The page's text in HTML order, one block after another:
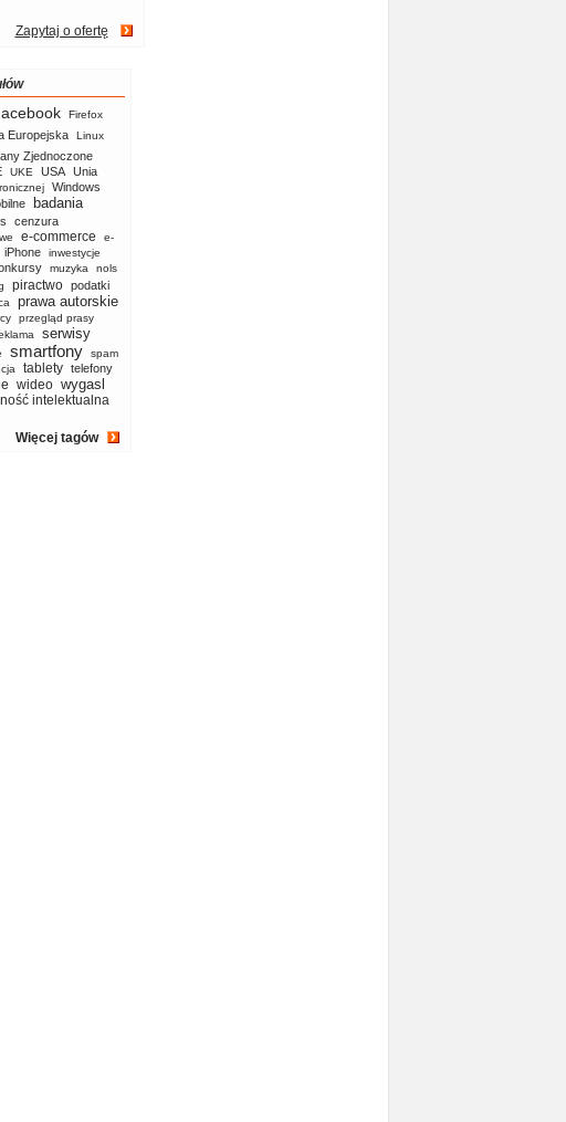
Zapytaj o ofertę
Firefox
Europejska Linux
Zjednoczone
UKE USA
Unia
Windows
badania
cenzura
e-commerce
e-
iPhone inwestycje
muzyka nols
piractwo podatki
prawa autorskie
przegląd prasy
serwisy
smartfony
spam
tablety telefony
wideo wygasl
intelektualna
Więcej tagów